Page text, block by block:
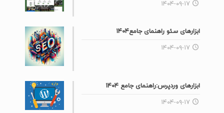
۱۴۰۴-۰۹-۱۷
ابزارهای سئو راهنمای جامع۱۴۰۴
۱۴۰۴-۰۹-۱۷
ابزارهای وردپرس:راهنمای جامع ۱۴۰۴
۱۴۰۴-۰۹-۱۷